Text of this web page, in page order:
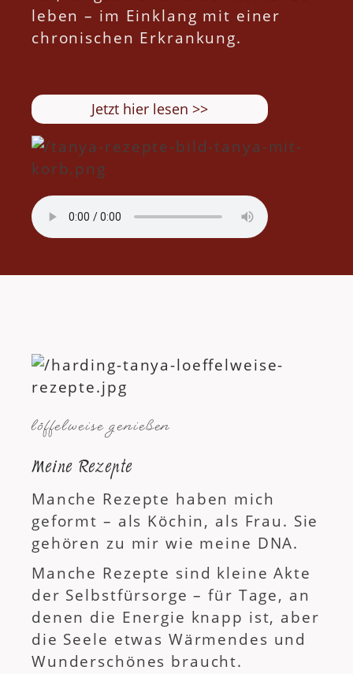
leben – im Einklang mit einer
chronischen Erkrankung.
Jetzt hier lesen >>
löffelweise genießen
Meine Rezepte
Manche Rezepte haben mich
geformt – als Köchin, als Frau. Sie
gehören zu mir wie meine DNA.
Manche Rezepte sind kleine Akte
der Selbstfürsorge – für Tage, an
denen die Energie knapp ist, aber
die Seele etwas Wärmendes und
Wunderschönes braucht.